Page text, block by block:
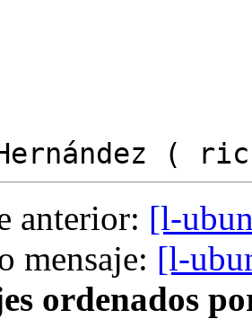
anterior: [l-
mensaje: [l-
ordenados